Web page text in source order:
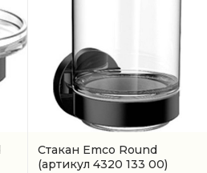
Стакан Emco Round
(артикул 4320 133 00)